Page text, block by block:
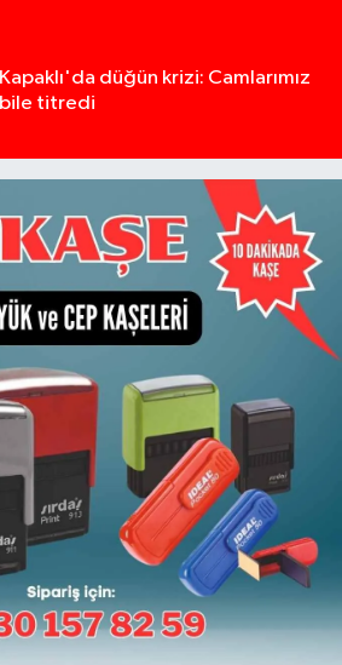
Kapaklı'da düğün krizi: Camlarımız
bile titredi